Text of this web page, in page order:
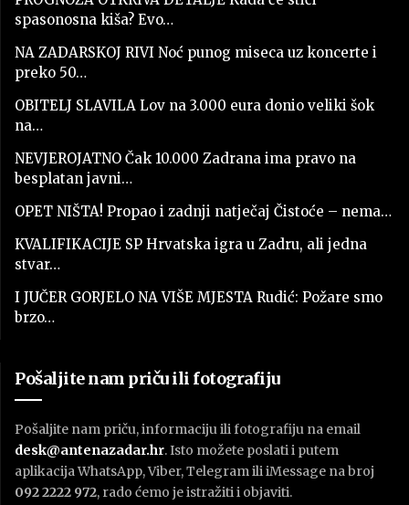
spasonosna kiša? Evo…
NA ZADARSKOJ RIVI Noć punog miseca uz koncerte i
preko 50…
OBITELJ SLAVILA Lov na 3.000 eura donio veliki šok
na…
NEVJEROJATNO Čak 10.000 Zadrana ima pravo na
besplatan javni…
OPET NIŠTA! Propao i zadnji natječaj Čistoće – nema…
KVALIFIKACIJE SP Hrvatska igra u Zadru, ali jedna
stvar…
I JUČER GORJELO NA VIŠE MJESTA Rudić: Požare smo
brzo…
Pošaljite nam priču ili fotografiju
Pošaljite nam priču, informaciju ili fotografiju na email
desk@antenazadar.hr. Isto možete poslati i putem
aplikacija WhatsApp, Viber, Telegram ili iMessage na broj
092 2222 972, rado ćemo je istražiti i objaviti.